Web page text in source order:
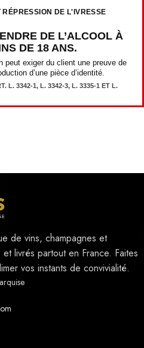
DE L'IVRESSE
DE L’ALCOOL À
DE 18 ANS.
peut exiger du client une preuve de
d’une pièce d’identité.
L. 3342-1, L. 3342-3, L. 3335-1 ET L.
de vins, champagnes et
livrés partout en France. Faites
vos instants de convivialité.